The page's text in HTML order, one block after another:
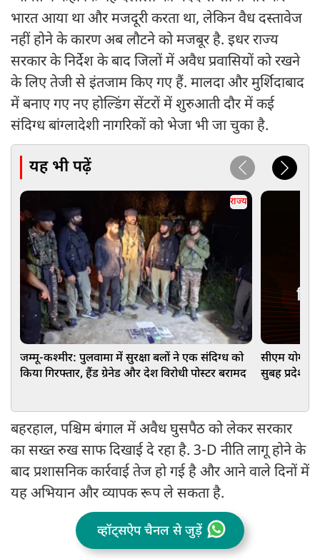
भारत आया था और मजदूरी करता था, लेकिन वैध दस्तावेज
नहीं होने के कारण अब लौटने को मजबूर है. इधर राज्य
सरकार के निर्देश के बाद जिलों में अवैध प्रवासियों को रखने
के लिए तेजी से इंतजाम किए गए हैं. मालदा और मुर्शिदाबाद
में बनाए गए नए होल्डिंग सेंटरों में शुरुआती दौर में कई
संदिग्ध बांग्लादेशी नागरिकों को भेजा भी जा चुका है.
यह भी पढ़ें
राज्य
जम्मू-कश्मीर: पुलवामा में सुरक्षा बलों ने एक संदिग्ध को
किया गिरफ्तार, हैंड ग्रेनेड और देश विरोधी पोस्टर बरामद
सीएम योगी
सुबह प्रदेश
बहरहाल, पश्चिम बंगाल में अवैध घुसपैठ को लेकर सरकार
का सख्त रुख साफ दिखाई दे रहा है. 3-D नीति लागू होने के
बाद प्रशासनिक कार्रवाई तेज हो गई है और आने वाले दिनों में
यह अभियान और व्यापक रूप ले सकता है.
व्हॉट्सऐप चैनल से जुड़ें